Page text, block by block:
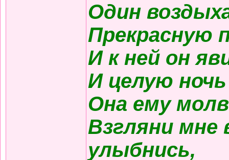
Один
Прекрасную
И к ней он
И целую
Она ему
Взгляни мне
улыбнись,